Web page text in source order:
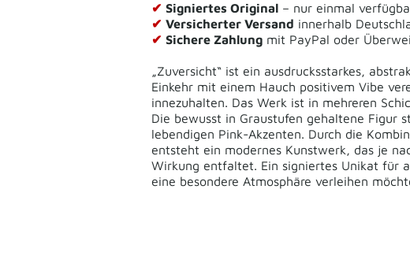
✔ Signiertes Original – nur einmal
✔ Versicherter Versand innerhalb
✔ Sichere Zahlung mit PayPal oder
„Zuversicht“ ist ein ausdrucksstarkes,
Einkehr mit einem Hauch positivem Vibe
innezuhalten. Das Werk ist in mehreren
Die bewusst in Graustufen gehaltene Figur
lebendigen Pink-Akzenten. Durch die
entsteht ein modernes Kunstwerk, das je
Wirkung entfaltet. Ein signiertes Unikat für
eine besondere Atmosphäre verleihen